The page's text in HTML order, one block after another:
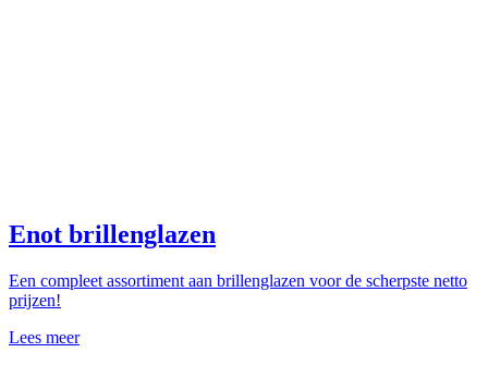
Enot brillenglazen
Een compleet assortiment aan brillenglazen voor de scherpste netto
prijzen!
Lees meer